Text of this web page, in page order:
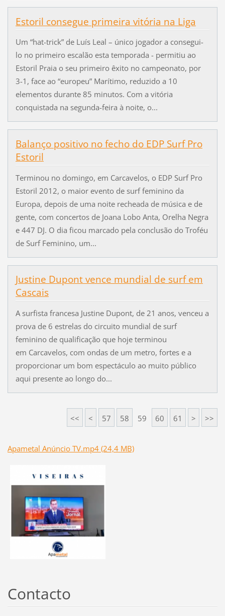
Estoril consegue primeira vitória na Liga
Um “hat-trick” de Luís Leal – único jogador a consegui-
lo no primeiro escalão esta temporada - permitiu ao
Estoril Praia o seu primeiro êxito no campeonato, por
3-1, face ao “europeu” Marítimo, reduzido a 10
elementos durante 85 minutos. Com a vitória
conquistada na segunda-feira à noite, o...
Balanço positivo no fecho do EDP Surf Pro
Estoril
Terminou no domingo, em Carcavelos, o EDP Surf Pro
Estoril 2012, o maior evento de surf feminino da
Europa, depois de uma noite recheada de música e de
gente, com concertos de Joana Lobo Anta, Orelha Negra
e 447 DJ. O dia ficou marcado pela conclusão do Troféu
de Surf Feminino, um...
Justine Dupont vence mundial de surf em
Cascais
A surfista francesa Justine Dupont, de 21 anos, venceu a
prova de 6 estrelas do circuito mundial de surf
feminino de qualificação que hoje terminou
em Carcavelos, com ondas de um metro, fortes e a
proporcionar um bom espectáculo ao muito público
aqui presente ao longo do...
<< < 57 58 59 60 61 > >>
Apametal Anúncio TV.mp4 (24,4 MB)
Contacto